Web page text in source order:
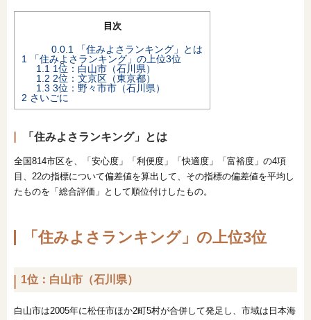
目次
0.0.1
「住みよさランキング」とは
1
「住みよさランキング」の上位3位
1.1 1位：白山市（石川県）
1.2 2位：文京区（東京都）
1.3 3位：野々市市（石川県）
2 さいごに
「住みよさランキング」とは
全国814市区を、「安心度」「利便度」「快適度」「富裕度」の4項
目、22の指標について偏差値を算出して、その指標の偏差値を平均し
たものを「総合評価」として順位付けしたもの。
「住みよさランキング」の上位3位
1位：白山市（石川県）
白山市は2005年に松任市ほか2町5村が合併して発足し、市域は日本海